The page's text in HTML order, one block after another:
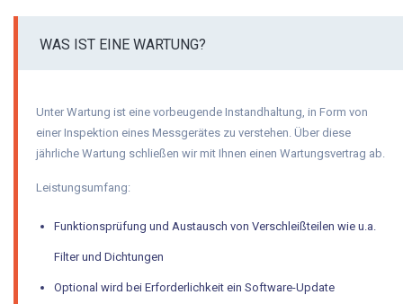
Ansprechpartner
Newsletter-Registrierung
WAS IST EINE WARTUNG?
Unter Wartung ist eine vorbeugende Instandhaltung, in Form von
einer Inspektion eines Messgerätes zu verstehen. Über diese
jährliche Wartung schließen wir mit Ihnen einen Wartungsvertrag ab.
Leistungsumfang:
Funktionsprüfung und Austausch von Verschleißteilen wie u.a.
Filter und Dichtungen
Optional wird bei Erforderlichkeit ein Software-Update